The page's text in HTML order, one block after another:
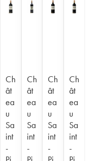
Ch
ât
ea
u
Sa
int
-
Ch
ât
ea
u
Sa
int
-
Ch
ât
ea
u
Sa
int
-
Ch
ât
ea
u
Sa
int
-